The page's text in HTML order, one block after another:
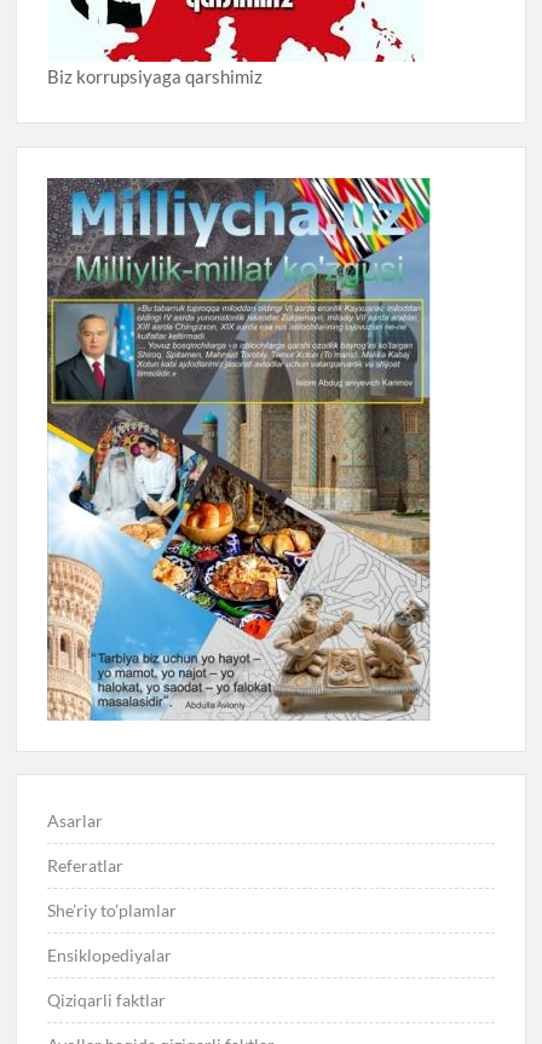
Biz korrupsiyaga qarshimiz
Asarlar
Referatlar
She’riy to’plamlar
Ensiklopediyalar
Qiziqarli faktlar